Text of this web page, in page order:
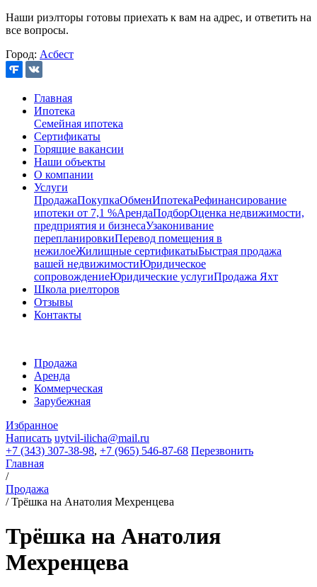
Наши риэлторы готовы приехать к вам на адрес, и ответить на
все вопросы.
Город: Асбест
Главная
Ипотека
Семейная ипотека
Сертификаты
Горящие вакансии
Наши объекты
О компании
Услуги
ПродажаПокупкаОбменИпотекаРефинансирование
ипотеки от 7,1 %АрендаПодборОценка недвижимости,
предприятия и бизнесаУзаконивание
перепланировкиПеревод помещения в
нежилоеЖилищные сертификатыБыстрая продажа
вашей недвижимостиЮридическое
сопровождениеЮридические услугиПродажа Яхт
Школа риелторов
Отзывы
Контакты
Продажа
Аренда
Коммерческая
Зарубежная
Избранное
Написать uytvil-ilicha@mail.ru
+7 (343) 307-38-98, +7 (965) 546-87-68 Перезвонить
Главная
/
Продажа
/Трёшка на Анатолия Мехренцева
Трёшка на Анатолия
Мехренцева